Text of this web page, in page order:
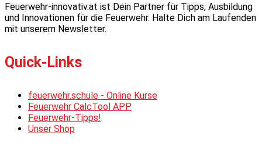
Feuerwehr-innovativ.at ist Dein Partner für Tipps, Ausbildung
und Innovationen für die Feuerwehr. Halte Dich am Laufenden
mit unserem Newsletter.
Quick-Links
feuerwehr.schule - Online Kurse
Feuerwehr CalcTool APP
Feuerwehr-Tipps!
Unser Shop